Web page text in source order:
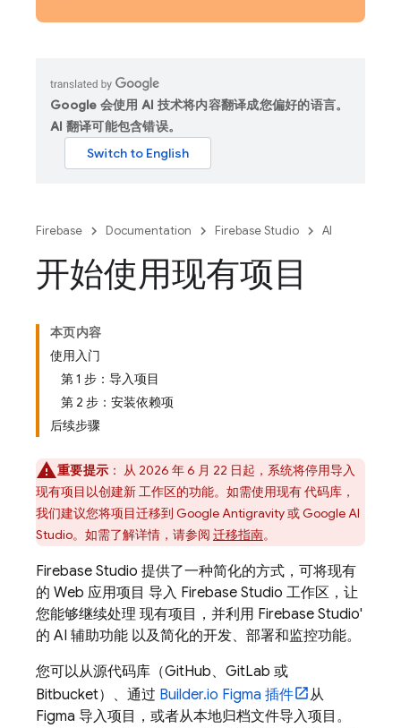
Google 会使用 AI 技术将内容翻译成您偏好的语言。
AI 翻译可能包含错误。
Firebase Documentation Firebase Studio AI
开始使用现有项目
本页内容
使用入门
第 1 步：导入项目
第 2 步：安装依赖项
后续步骤
重要提示 ： 从 2026 年 6 月 22 日起，系统将停用导入
现有项目以创建新 工作区的功能。如需使用现有 代码库，
我们建议您将项目迁移到 Google Antigravity或Google AI
Studio。如需了解详情，请参阅 迁移指南。
Firebase Studio 提供了一种简化的方式，可将现有
的 Web 应用项目 导入 Firebase Studio 工作区，让
您能够继续处理 现有项目，并利用 Firebase Studio'
的 AI 辅助功能 以及简化的开发、部署和监控功能。
您可以从源代码库（GitHub、GitLab 或
Bitbucket）、通过 Builder.io Figma 插件
从
Figma 导入项目，或者从本地归档文件导入项目。